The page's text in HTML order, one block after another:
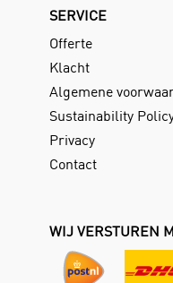
SERVICE
Offerte
Klacht
Algemene
Sustainability
Privacy
Contact
WIJ VERSTUREN